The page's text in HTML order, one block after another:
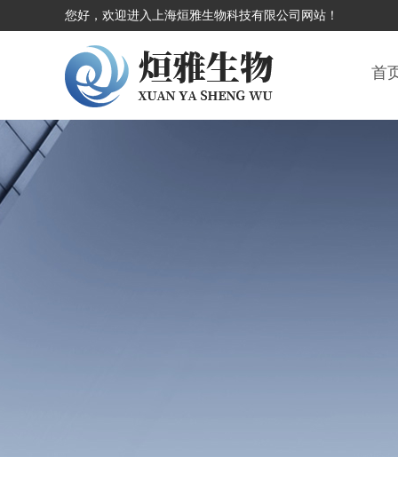
您好，欢迎进入上海烜雅生物科技有限公司网站！
首